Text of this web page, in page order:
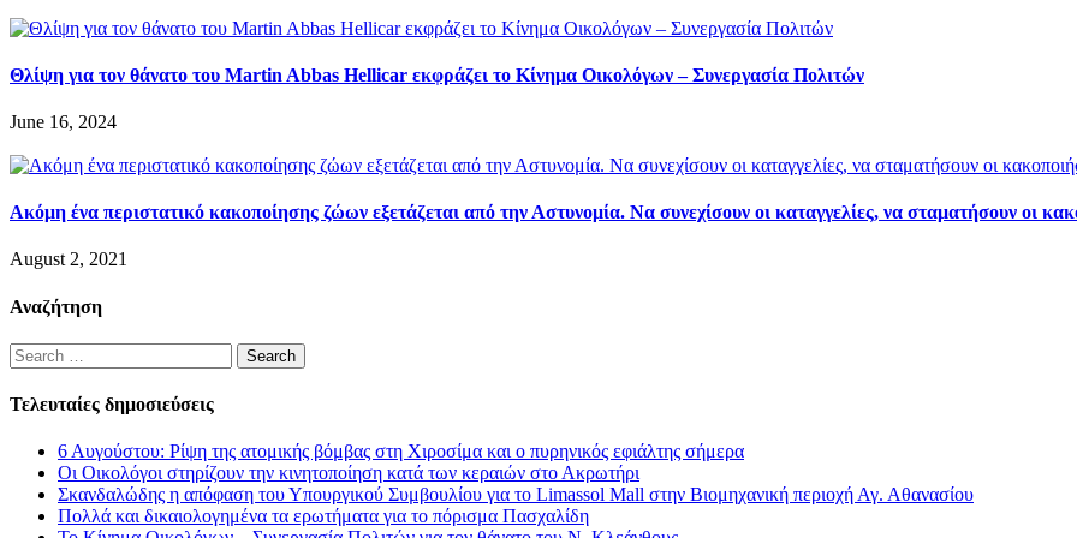
Θλίψη για τον θάνατο του Martin Abbas Hellicar εκφράζει το Κίνημα Οικολόγων – Συνεργασία Πολιτών
June 16, 2024
Ακόμη ένα περιστατικό κακοποίησης ζώων εξετάζεται από την Αστυνομία. Να συνεχίσουν οι καταγγελίες, να σταματήσουν οι
August 2, 2021
Αναζήτηση
Search
for:
Τελευταίες δημοσιεύσεις
6 Αυγούστου: Ρίψη της ατομικής βόμβας στη Χιροσίμα και ο πυρηνικός εφιάλτης σήμερα
Οι Οικολόγοι στηρίζουν την κινητοποίηση κατά των κεραιών στο Ακρωτήρι
Σκανδαλώδης η απόφαση του Υπουργικού Συμβουλίου για το Limassol Mall στην Βιομηχανική περιοχή Αγ. Αθανασίου
Πολλά και δικαιολογημένα τα ερωτήματα για το πόρισμα Πασχαλίδη